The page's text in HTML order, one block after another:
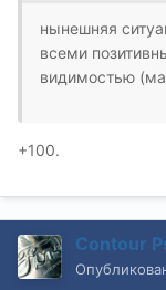
нынешняя
всеми
видимостью
+100.
Contour